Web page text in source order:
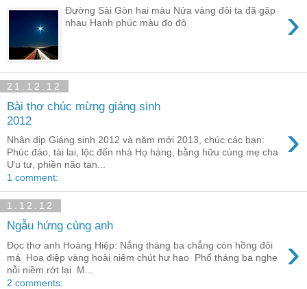
›
Đường Sài Gòn hai màu Nửa vàng đôi ta đã gặp
nhau Hạnh phúc màu đo đỏ
21.12.12
Bài thơ chúc mừng giáng sinh
2012
›
Nhân dịp Giáng sinh 2012 và năm mới 2013, chúc các bạn:
Phúc đáo, tài lai, lộc đến nhà Họ hàng, bằng hữu cùng mẹ cha
Ưu tư, phiền não tan...
1 comment:
1.12.12
Ngẫu hứng cùng anh
›
Đọc thơ anh Hoàng Hiệp: Nắng tháng ba chẳng còn hồng đôi
má Hoa điệp vàng hoài niêm chút hư hao Phố tháng ba nghe
nỗi niềm rớt lại M...
2 comments: